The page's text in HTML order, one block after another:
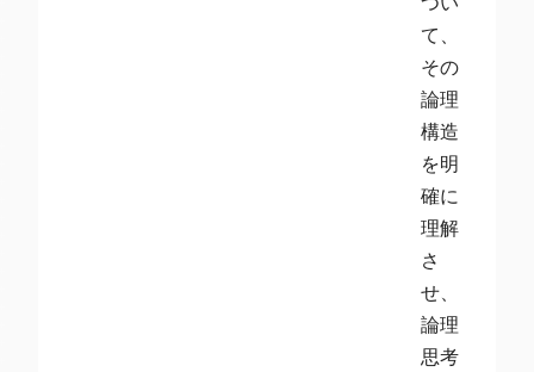
て、
その
論理
構造
を明
確に
理解
さ
せ、
論理
思考